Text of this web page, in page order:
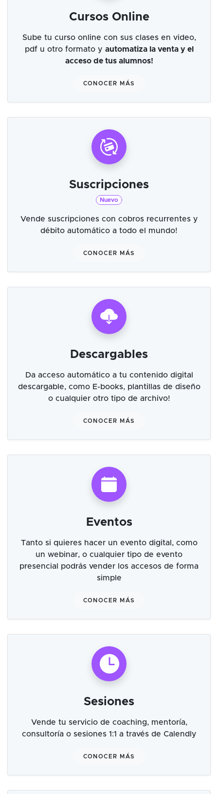
Cursos Online
Sube tu curso online con sus clases en video,
pdf u otro formato y automatiza la venta y el
acceso de tus alumnos!
CONOCER MÁS
Suscripciones
Nuevo
Vende suscripciones con cobros recurrentes y
débito automático a todo el mundo!
CONOCER MÁS
Descargables
Da acceso automático a tu contenido digital
descargable, como E-books, plantillas de diseño
o cualquier otro tipo de archivo!
CONOCER MÁS
Eventos
Tanto si quieres hacer un evento digital, como
un webinar, o cualquier tipo de evento
presencial podrás vender los accesos de forma
simple
CONOCER MÁS
Sesiones
Vende tu servicio de coaching, mentoría,
consultoría o sesiones 1:1 a través de Calendly
CONOCER MÁS